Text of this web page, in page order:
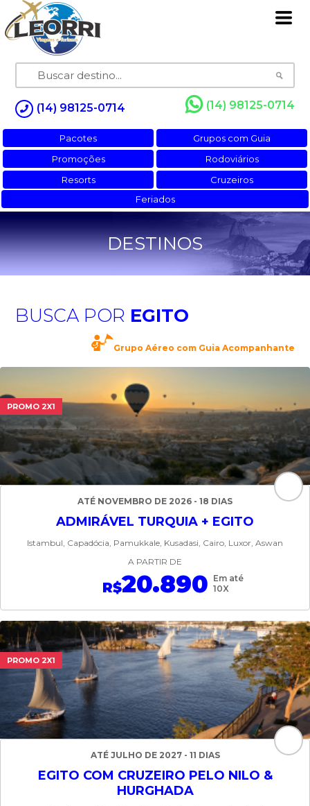
(14) 98125-0714 (14) 98125-0714
Pacotes
Grupos com Guia
Promoções
Rodoviários
Resorts
Cruzeiros
Feriados
DESTINOS
BUSCA POR EGITO
Grupo Aéreo com Guia Acompanhante
PROMO 2X1
ATÉ NOVEMBRO DE 2026 - 18 DIAS
ADMIRÁVEL TURQUIA + EGITO
Istambul, Capadócia, Pamukkale, Kusadasi, Cairo, Luxor, Aswan
A PARTIR DE
R$20.890 Em até
10X
PROMO 2X1
ATÉ JULHO DE 2027 - 11 DIAS
EGITO COM CRUZEIRO PELO NILO &
HURGHADA